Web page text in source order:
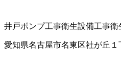
井戸ポンプ工事衛生設備工事衛
愛知県名古屋市名東区社が丘１